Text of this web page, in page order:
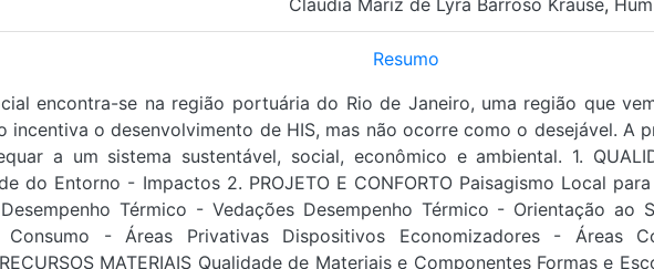
Resumo
encontra-se na região portuária do Rio de Janeiro, uma região que
incentiva o desenvolvimento de HIS, mas não ocorre como o desejável. A
a um sistema sustentável, social, econômico e ambiental. 1.
do Entorno - Impactos 2. PROJETO E CONFORTO Paisagismo Local
Térmico - Vedações Desempenho Térmico - Orientação ao
Consumo - Áreas Privativas Dispositivos Economizadores - Áreas
RECURSOS MATERIAIS Qualidade de Materiais e Componentes Formas e